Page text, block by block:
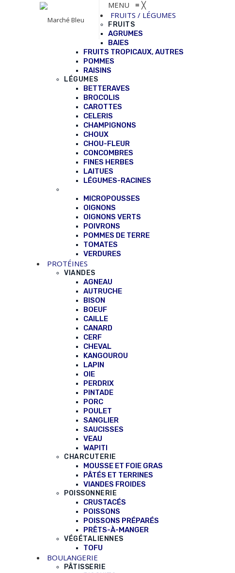
MENU ≡ ╳
FRUITS / LÉGUMES
FRUITS
AGRUMES
BAIES
FRUITS TROPICAUX, AUTRES
POMMES
RAISINS
LÉGUMES
BETTERAVES
BROCOLIS
CAROTTES
CELERIS
CHAMPIGNONS
CHOUX
CHOU-FLEUR
CONCOMBRES
FINES HERBES
LAITUES
LÉGUMES-RACINES
MICROPOUSSES
OIGNONS
OIGNONS VERTS
POIVRONS
POMMES DE TERRE
TOMATES
VERDURES
PROTÉINES
VIANDES
AGNEAU
AUTRUCHE
BISON
BOEUF
CAILLE
CANARD
CERF
CHEVAL
KANGOUROU
LAPIN
OIE
PERDRIX
PINTADE
PORC
POULET
SANGLIER
SAUCISSES
VEAU
WAPITI
CHARCUTERIE
MOUSSE ET FOIE GRAS
PÂTÉS ET TERRINES
VIANDES FROIDES
POISSONNERIE
CRUSTACÉS
POISSONS
POISSONS PRÉPARÉS
PRÊTS-À-MANGER
VÉGÉTALIENNES
TOFU
BOULANGERIE
PÂTISSERIE